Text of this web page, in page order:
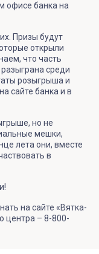
офисе банка на
Призы будут
открыли
что часть
среди
розыгрыша и
сайте банка и в
но не
мешки,
лета они, вместе
в
на сайте «Вятка-
центра – 8-800-